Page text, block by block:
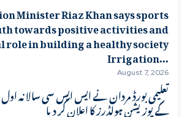
Minister Riaz Khan says sports
towards positive activities and
role in building a healthy society
Irrigation...
August 7, 2026
کے پوزیشن ہولڈرز کا اعلان کر دیا